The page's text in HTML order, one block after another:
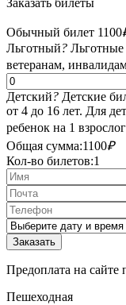
Обычный билет 1100
Льготный? Льготные
ветеранам,
Детский? Детские
от 4 до 16 лет. Для
ребенок на 1
Общая сумма:1100₽
Кол-во билетов:1
Предоплата на
Пешеходная